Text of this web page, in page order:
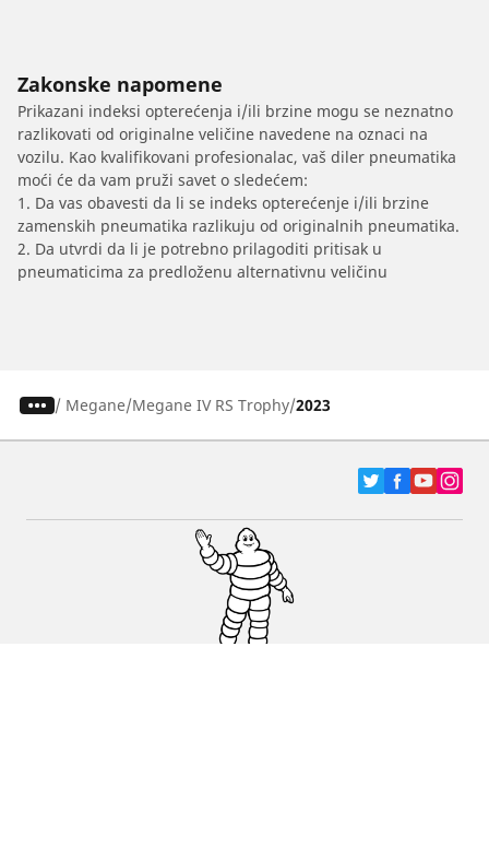
Zakonske napomene
Prikazani indeksi opterećenja i/ili brzine mogu se neznatno
razlikovati od originalne veličine navedene na oznaci na
vozilu. Kao kvalifikovani profesionalac, vaš diler pneumatika
moći će da vam pruži savet o sledećem:
1. Da vas obavesti da li se indeks opterećenje i/ili brzine
zamenskih pneumatika razlikuju od originalnih pneumatika.
2. Da utvrdi da li je potrebno prilagoditi pritisak u
pneumaticima za predloženu alternativnu veličinu
/ Megane Megane IV RS Trophy 2023